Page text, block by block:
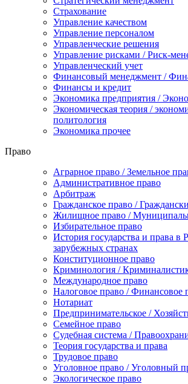
Страхование
Управление качеством
Управление персоналом
Управленческие решения
Управление рисками / Риск-
Управленческий учет
Финансовый менеджмент /
Финансы и кредит
Экономика предприятия /
Экономическая теория /
политология
Экономика прочее
Право
Аграрное право / Земельное
Административное право
Арбитраж
Гражданское право /
Жилищное право /
Избирательное право
История государства и права в
зарубежных странах
Конституционное право
Криминология /
Международное право
Налоговое право / Финансовое
Нотариат
Предпринимательское /
Семейное право
Судебная система /
Теория государства и права
Трудовое право
Уголовное право / Уголовный
Экологическое право